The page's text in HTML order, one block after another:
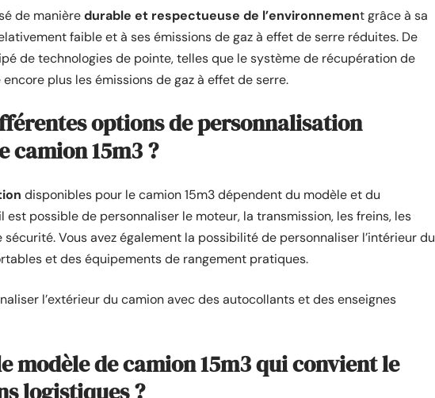
de manièredurable et respectueuse de l’environnement grâce à sa
faible et à ses émissions de gaz à effet de serre réduites. De
de technologies de pointe, telles que le système de récupération de
plus les émissions de gaz à effet de serre.
options de personnalisation
camion 15m3 ?
disponibles pour le camion 15m3 dépendent du modèle et du
est possible de personnaliser le moteur, la transmission, les freins, les
Vous avez également la possibilité de personnaliser l’intérieur du
et des équipements de rangement pratiques.
l’extérieur du camion avec des autocollants et des enseignes
modèle de camion 15m3 qui convient le
logistiques ?